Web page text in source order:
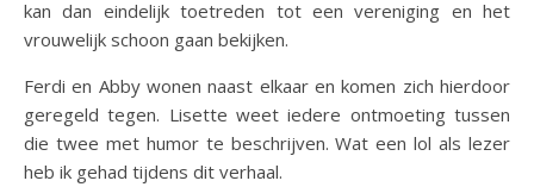
kan dan eindelijk toetreden tot een vereniging en het
vrouwelijk schoon gaan bekijken.
Ferdi en Abby wonen naast elkaar en komen zich hierdoor
geregeld tegen. Lisette weet iedere ontmoeting tussen
die twee met humor te beschrijven. Wat een lol als lezer
heb ik gehad tijdens dit verhaal.